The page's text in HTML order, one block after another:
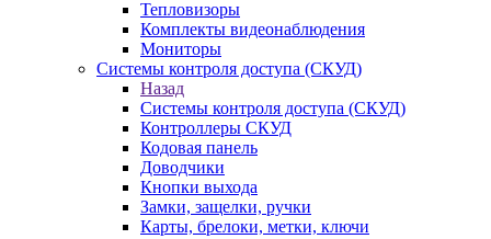
Тепловизоры
Комплекты видеонаблюдения
Мониторы
Системы контроля доступа (СКУД)
Назад
Системы контроля доступа (СКУД)
Контроллеры СКУД
Кодовая панель
Доводчики
Кнопки выхода
Замки, защелки, ручки
Карты, брелоки, метки, ключи